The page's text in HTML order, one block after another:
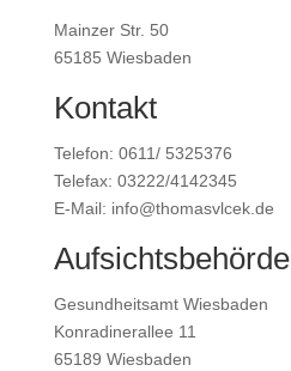
Mainzer Str. 50
65185 Wiesbaden
Kontakt
Telefon: 0611/ 5325376
Telefax: 03222/4142345
E-Mail: info@thomasvlcek.de
Aufsichtsbehörde
Gesundheitsamt Wiesbaden
Konradinerallee 11
65189 Wiesbaden